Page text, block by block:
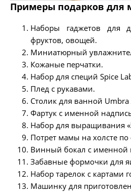
Примеры подарков для
Наборы гаджетов для
фруктов, овощей.
Миниатюрный
Кожаные перчатки.
Набор для специй Spice
Плед с рукавами.
Столик для ванной Umbra
Фартук с именной
Набор для выращивания
Потрет мамы на холсте по
Винный бокал с именной
Забавные формочки для
Набор тарелок с картами
Машинку для